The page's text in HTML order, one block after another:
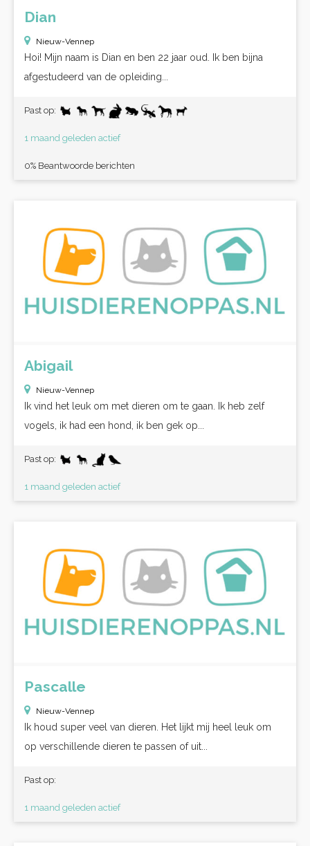
Dian
Nieuw-Vennep
Hoi! Mijn naam is Dian en ben 22 jaar oud. Ik ben bijna
afgestudeerd van de opleiding...
Past op:
1 maand geleden actief
0% Beantwoorde berichten
Abigail
Nieuw-Vennep
Ik vind het leuk om met dieren om te gaan. Ik heb zelf
vogels, ik had een hond, ik ben gek op...
Past op:
1 maand geleden actief
Pascalle
Nieuw-Vennep
Ik houd super veel van dieren. Het lijkt mij heel leuk om
op verschillende dieren te passen of uit...
Past op:
1 maand geleden actief